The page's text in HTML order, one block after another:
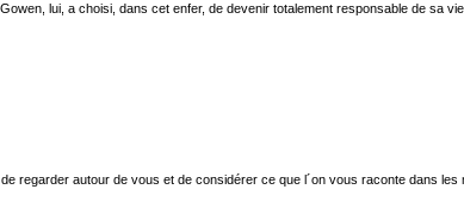
lui, a choisi, dans cet enfer, de devenir totalement responsable de sa
regarder autour de vous et de considérer ce que l´on vous raconte dans